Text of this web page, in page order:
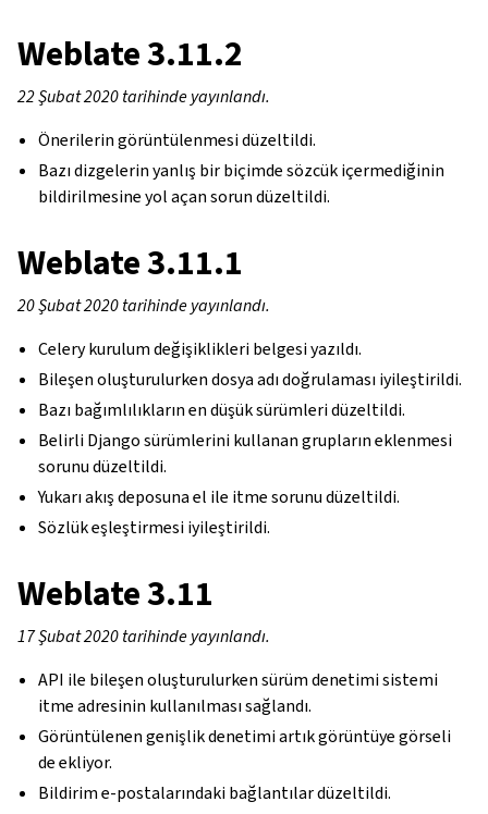
navigation of Yapılandırma yönergesi
Weblate 3.11.2
22 Şubat 2020 tarihinde yayınlandı.
Önerilerin görüntülenmesi düzeltildi.
Bazı dizgelerin yanlış bir biçimde sözcük içermediğinin
bildirilmesine yol açan sorun düzeltildi.
Weblate 3.11.1
20 Şubat 2020 tarihinde yayınlandı.
Celery kurulum değişiklikleri belgesi yazıldı.
Bileşen oluşturulurken dosya adı doğrulaması iyileştirildi.
Bazı bağımlılıkların en düşük sürümleri düzeltildi.
Belirli Django sürümlerini kullanan grupların eklenmesi
sorunu düzeltildi.
Yukarı akış deposuna el ile itme sorunu düzeltildi.
Sözlük eşleştirmesi iyileştirildi.
Weblate 3.11
17 Şubat 2020 tarihinde yayınlandı.
API ile bileşen oluşturulurken sürüm denetimi sistemi
itme adresinin kullanılması sağlandı.
Görüntülenen genişlik denetimi artık görüntüye görseli
de ekliyor.
Bildirim e-postalarındaki bağlantılar düzeltildi.